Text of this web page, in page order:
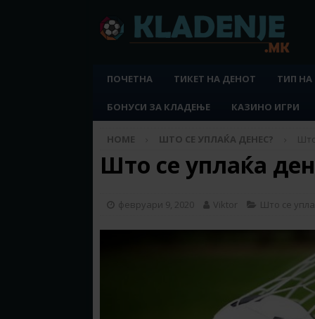
ПОЧЕТНА ТИКЕТ НА ДЕНОТ ТИП
БОНУСИ ЗА КЛАДЕЊЕ КАЗИНО ИГРИ
HOME ШТО СЕ УПЛАЌА ДЕНЕС?
Што се уплаќа
февруари 9, 2020 Viktor Што се